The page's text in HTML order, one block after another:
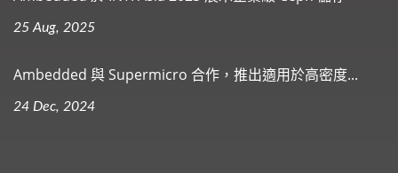
25 Aug, 2025
Ambedded 與 Supermicro 合作，推出適用於高密度...
24 Dec, 2024